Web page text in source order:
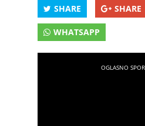
SHARE SHARE
WHATSAPP